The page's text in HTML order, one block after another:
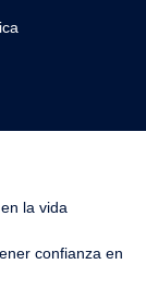
la vida
confianza en